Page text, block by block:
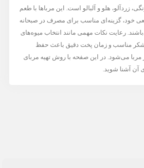
زردآلو، هلو و آلبالو است. این مرباها با طعم
خود، گزینه‌ای مناسب برای مصرف در صبحانه
رعایت نکات مهمی مانند انتخاب میوه‌های
شکر مناسب و زمان پخت دقیق باعث حفظ
می‌شود. در این صفحه با روش تهیه مربای
آن آشنا شوید.